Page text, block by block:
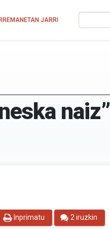
JARRI
naiz”
Inprimatu 2 iruzkin